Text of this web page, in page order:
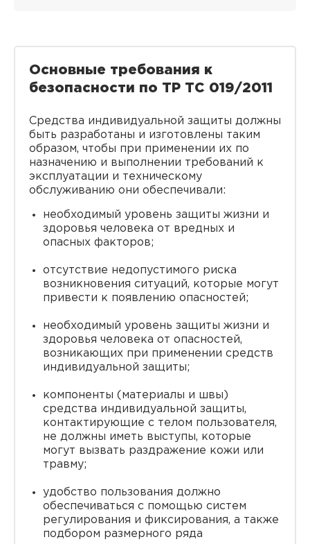
Основные требования к
безопасности по ТР ТС 019/2011
Средства индивидуальной защиты должны
быть разработаны и изготовлены таким
образом, чтобы при применении их по
назначению и выполнении требований к
эксплуатации и техническому
обслуживанию они обеспечивали:
необходимый уровень защиты жизни и
здоровья человека от вредных и
опасных факторов;
отсутствие недопустимого риска
возникновения ситуаций, которые могут
привести к появлению опасностей;
необходимый уровень защиты жизни и
здоровья человека от опасностей,
возникающих при применении средств
индивидуальной защиты;
компоненты (материалы и швы)
средства индивидуальной защиты,
контактирующие с телом пользователя,
не должны иметь выступы, которые
могут вызвать раздражение кожи или
травму;
удобство пользования должно
обеспечиваться с помощью систем
регулирования и фиксирования, а также
подбором размерного ряда